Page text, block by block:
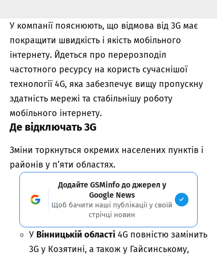
У компанії пояснюють, що відмова від 3G має
покращити швидкість і якість мобільного
інтернету. Йдеться про перерозподіл
частотного ресурсу на користь сучаснішої
технології 4G, яка забезпечує вищу пропускну
здатність мережі та стабільнішу роботу
мобільного інтернету.
Де відключать 3G
Зміни торкнуться окремих населених пунктів і
районів у п’яти областях.
Додайте GSMinfo до джерел у
Google News
Щоб бачити наші публікації у своїй
стрічці новин
У Вінницькій області 4G повністю замінить
3G у Козятині, а також у Гайсинському,